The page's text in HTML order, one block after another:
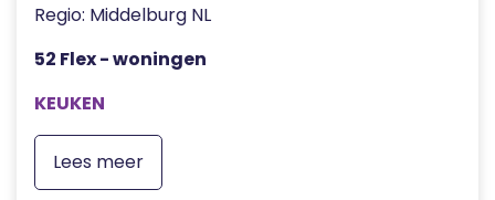
Regio: Middelburg NL
52 Flex - woningen
KEUKEN
Lees meer